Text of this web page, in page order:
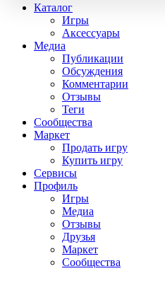
Каталог
Игры
Аксессуары
Медиа
Публикации
Обсуждения
Комментарии
Отзывы
Теги
Сообщества
Маркет
Продать игру
Купить игру
Сервисы
Профиль
Игры
Медиа
Отзывы
Друзья
Маркет
Сообщества